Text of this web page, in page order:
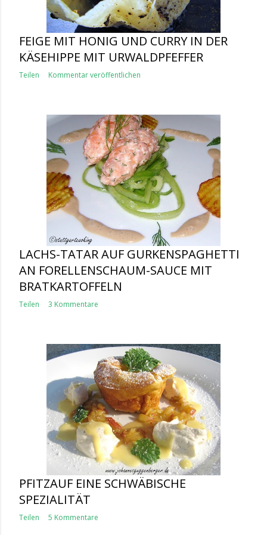
FEIGE MIT HONIG UND CURRY IN DER
KÄSEHIPPE MIT URWALDPFEFFER
Teilen Kommentar veröffentlichen
LACHS-TATAR AUF GURKENSPAGHETTI
AN FORELLENSCHAUM-SAUCE MIT
BRATKARTOFFELN
Teilen 3 Kommentare
PFITZAUF EINE SCHWÄBISCHE
SPEZIALITÄT
Teilen 5 Kommentare